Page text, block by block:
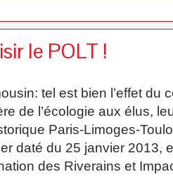
le POLT !
tel est bien l’effet du
de l’écologie aux élus,
Paris-Limoges-
daté du 25 janvier 2013,
des Riverains et